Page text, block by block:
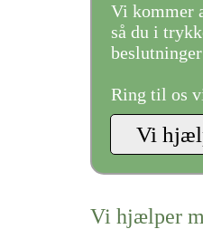
Vi kommer
så du i
beslutninger
Ring til os
Vi hjælper